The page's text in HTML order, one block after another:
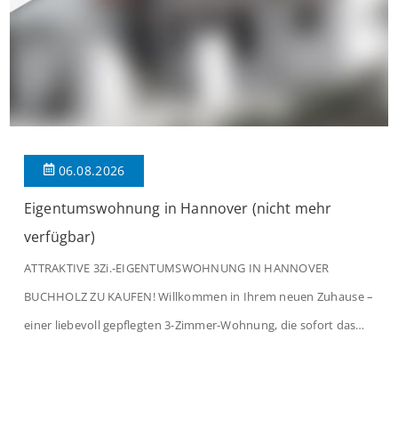
06.08.2026
Eigentumswohnung in Hannover (nicht mehr
verfügbar)
ATTRAKTIVE 3Zi.-EIGENTUMSWOHNUNG IN HANNOVER
BUCHHOLZ ZU KAUFEN! Willkommen in Ihrem neuen Zuhause –
einer liebevoll gepflegten 3-Zimmer-Wohnung, die sofort das